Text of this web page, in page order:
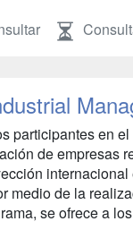
participantes en
de empresas
medio de la
se ofrece a